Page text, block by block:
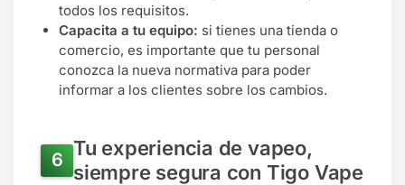
todos los requisitos.
Capacita a tu equipo: si tienes una tienda o
comercio, es importante que tu personal
conozca la nueva normativa para poder
informar a los clientes sobre los cambios.
Tu experiencia de vapeo,
siempre segura con Tigo Vape